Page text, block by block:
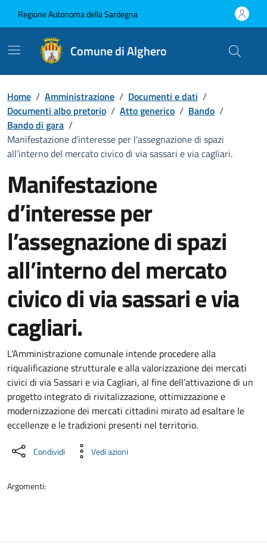
Regione Autonoma della Sardegna
Comune di Alghero
Home / Amministrazione / Documenti e dati /
Documenti albo pretorio / Atto generico / Bando /
Bando di gara /
Manifestazione d’interesse per l’assegnazione di spazi
all’interno del mercato civico di via sassari e via cagliari.
Manifestazione
d’interesse per
l’assegnazione di spazi
all’interno del mercato
civico di via sassari e via
cagliari.
Dettaglio del documento
L’Amministrazione comunale intende procedere alla
riqualificazione strutturale e alla valorizzazione dei mercati
civici di via Sassari e via Cagliari, al fine dell’attivazione di un
progetto integrato di rivitalizzazione, ottimizzazione e
modernizzazione dei mercati cittadini mirato ad esaltare le
eccellenze e le tradizioni presenti nel territorio.
Condividi Vedi azioni
Argomenti: